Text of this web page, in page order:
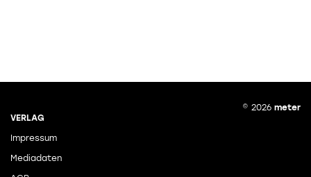
VERLAG
Impressum
Mediadaten
© 2026 meter